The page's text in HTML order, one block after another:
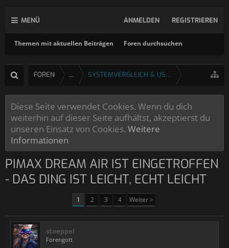
MENÜ
Themen mit aktuellen Beiträgen Foren durchsuchen
ANMELDEN REGISTRIEREN
FOREN ... SYSTEMVERGLEICH & USERTESTS
Diese Seite verwendet Cookies. Wenn du dich
weiterhin auf dieser Seite aufhältst, akzeptierst du
unseren Einsatz von Cookies. Weitere
Informationen
PIMAX DREAM AIR IST EINGETROFFEN
- DAS DING IST LEICHT, ECHT LEICHT
1 2 3 4 Weiter >
stoeppel
Forengott